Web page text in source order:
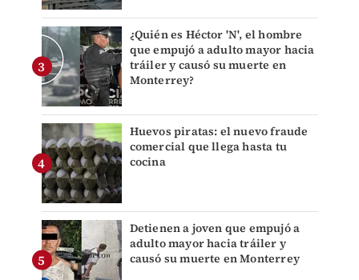
¿Quién es Héctor 'N', el hombre
que empujó a adulto mayor hacia
tráiler y causó su muerte en
Monterrey?
Huevos piratas: el nuevo fraude
comercial que llega hasta tu
cocina
Detienen a joven que empujó a
adulto mayor hacia tráiler y
causó su muerte en Monterrey